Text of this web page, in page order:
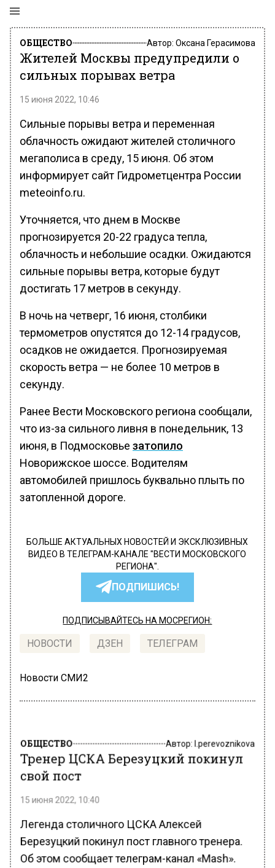
ОБЩЕСТВО Автор: Оксана Герасимова
Жителей Москвы предупредили о
сильных порывах ветра
15 июня 2022, 10:46
Сильные порывы ветра и переменная
облачность ожидают жителей столичного
мегаполиса в среду, 15 июня. Об этом
информирует сайт Гидрометцентра России
meteoinfo.ru.
Уточняется, что днем в Москве
прогнозируется 20-22 градуса тепла,
облачность и небольшие осадки. Ожидаются
сильные порывы ветра, которые будут
достигать 17 метров в секунду.
В ночь на четверг, 16 июня, столбики
термометров опустятся до 12-14 градусов,
осадков не ожидается. Прогнозируемая
скорость ветра — не более 10 метров в
секунду.
Ранее Вести Московского региона сообщали,
что из-за сильного ливня в понедельник, 13
июня, в Подмосковье затопило
Новорижское шоссе. Водителям
автомобилей пришлось буквально плыть по
затопленной дороге.
БОЛЬШЕ АКТУАЛЬНЫХ НОВОСТЕЙ И ЭКСКЛЮЗИВНЫХ
ВИДЕО В ТЕЛЕГРАМ-КАНАЛЕ "ВЕСТИ МОСКОВСКОГО
РЕГИОНА".
ПОДПИШИСЬ!
ПОДПИСЫВАЙТЕСЬ НА МОСРЕГИОН:
НОВОСТИ ДЗЕН ТЕЛЕГРАМ
Новости СМИ2
ОБЩЕСТВО Автор: l.perevoznikova
Тренер ЦСКА Березуцкий покинул
свой пост
15 июня 2022, 10:40
Легенда столичного ЦСКА Алексей
Березуцкий покинул пост главного тренера.
Об этом сообщает телеграм-канал «Mash».